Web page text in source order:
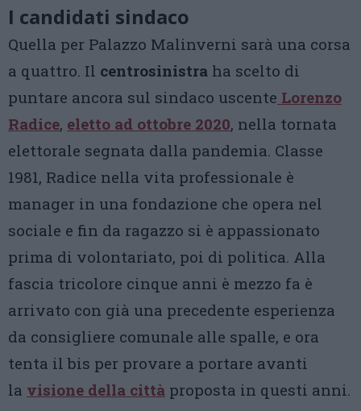
I candidati sindaco
Quella per Palazzo Malinverni sarà una corsa
a quattro. Il centrosinistra ha scelto di
puntare ancora sul sindaco uscente Lorenzo
Radice, eletto ad ottobre 2020, nella tornata
elettorale segnata dalla pandemia. Classe
1981, Radice nella vita professionale è
manager in una fondazione che opera nel
sociale e fin da ragazzo si è appassionato
prima di volontariato, poi di politica. Alla
fascia tricolore cinque anni è mezzo fa è
arrivato con già una precedente esperienza
da consigliere comunale alle spalle, e ora
tenta il bis per provare a portare avanti
la visione della città proposta in questi anni.